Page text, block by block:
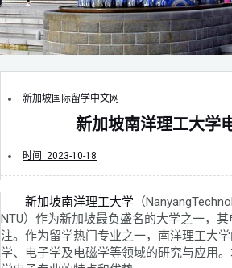
新加坡国际留学中文网
新加坡南洋理工大学
时间: 2023-10-18
新加坡南洋理工大学 （
NTU）作为新加坡最负盛名的大学之一，
注。作为留学热门专业之一，南洋理工大
学、电子学及电磁学等领域的研究与应用